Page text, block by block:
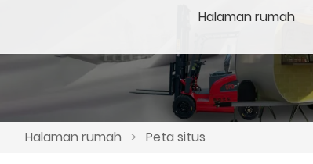
Halaman rumah
Halaman rumah > Peta situs